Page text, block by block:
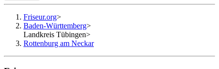
Friseur.org>
Baden-Württemberg>
Landkreis Tübingen>
Rottenburg am Neckar